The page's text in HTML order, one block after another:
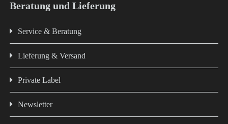
Beratung und Lieferung
Service & Beratung
Lieferung & Versand
Private Label
Newsletter